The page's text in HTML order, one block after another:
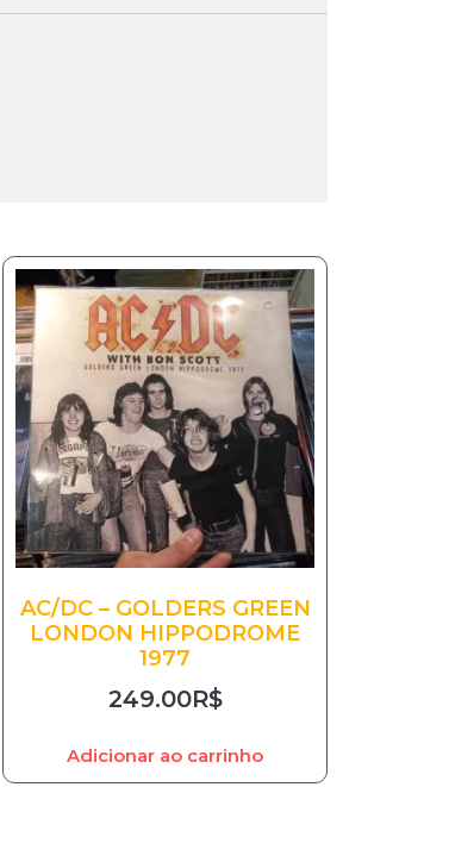
AC/DC – GOLDERS GREEN
LONDON HIPPODROME
1977
249.00R$
Adicionar ao carrinho